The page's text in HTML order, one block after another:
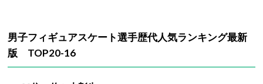
男子フィギュアスケート選手歴代人気ランキング最新
版 TOP20-16